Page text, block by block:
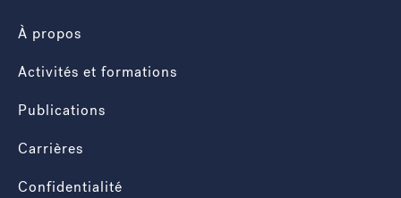
À propos
Activités et formations
Publications
Carrières
Confidentialité